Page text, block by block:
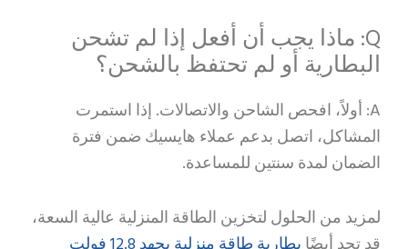
Q: ماذا يجب أن أفعل إذا لم تشحن
البطارية أو لم تحتفظ بالشحن؟
A: أولاً، افحص الشاحن والاتصالات. إذا استمرت
المشاكل، اتصل بدعم عملاء هايسيك ضمن فترة
الضمان لمدة سنتين للمساعدة.
لمزيد من الحلول لتخزين الطاقة المنزلية عالية السعة،